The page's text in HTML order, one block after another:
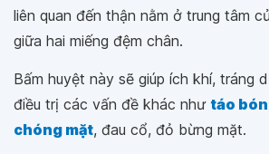
liên quan đến thận nằm ở trung tâm
giữa hai miếng đệm chân.
Bấm huyệt này sẽ giúp ích khí, tráng
điều trị các vấn đề khác như táo bón
chóng mặt, đau cổ, đỏ bừng mặt.